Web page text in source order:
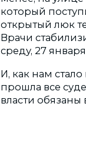
который
открытый люк
Врачи
среду, 27
И, как нам
прошла все
власти обязаны